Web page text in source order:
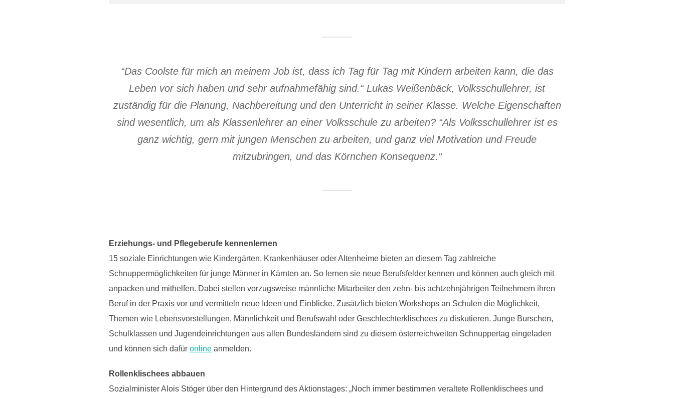
“Das Coolste für mich an meinem Job ist, dass ich Tag für Tag mit Kindern arbeiten kann, die das
Leben vor sich haben und sehr aufnahmefähig sind.“ Lukas Weißenbäck, Volksschullehrer, ist
zuständig für die Planung, Nachbereitung und den Unterricht in seiner Klasse. Welche Eigenschaften
sind wesentlich, um als Klassenlehrer an einer Volksschule zu arbeiten? “Als Volksschullehrer ist es
ganz wichtig, gern mit jungen Menschen zu arbeiten, und ganz viel Motivation und Freude
mitzubringen, und das Körnchen Konsequenz.“
Erziehungs- und Pflegeberufe kennenlernen
15 soziale Einrichtungen wie Kindergärten, Krankenhäuser oder Altenheime bieten an diesem Tag zahlreiche
Schnuppermöglichkeiten für junge Männer in Kärnten an. So lernen sie neue Berufsfelder kennen und können auch gleich mit
anpacken und mithelfen. Dabei stellen vorzugsweise männliche Mitarbeiter den zehn- bis achtzehnjährigen Teilnehmern ihren
Beruf in der Praxis vor und vermitteln neue Ideen und Einblicke. Zusätzlich bieten Workshops an Schulen die Möglichkeit,
Themen wie Lebensvorstellungen, Männlichkeit und Berufswahl oder Geschlechterklischees zu diskutieren. Junge Burschen,
Schulklassen und Jugendeinrichtungen aus allen Bundesländern sind zu diesem österreichweiten Schnuppertag eingeladen
und können sich dafür online anmelden.
Rollenklischees abbauen
Sozialminister Alois Stöger über den Hintergrund des Aktionstages: „Noch immer bestimmen veraltete Rollenklischees und